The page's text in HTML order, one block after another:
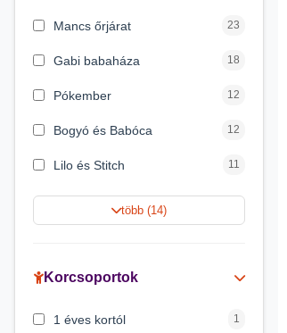
Mancs őrjárat 23
Gabi babaháza 18
Pókember 12
Bogyó és Babóca 12
Lilo és Stitch 11
Jégvarázs 9
Peppa malac
több (14)
Korcsoportok
1 éves kortól 1